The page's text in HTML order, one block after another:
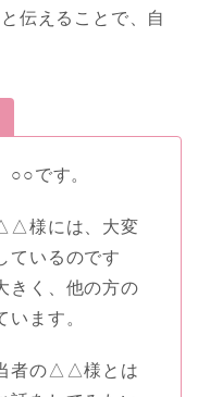
伝えることで、自
です。
様には、大変
ているのです
きく、他の方の
ます。
者の△△様とは